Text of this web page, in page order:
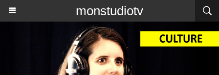
monstudiotv